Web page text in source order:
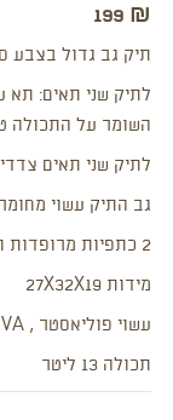
199 ₪
תיק גב גדול בצבע
לתיק שני תאים: תא
השומר על התכולה
לתיק שני תאים
גב התיק עשוי
2 כתפיות מרופדות ומתכוננות
מידות 27X32X19
עשוי פוליאסטר , PEVA
תכולה 13 ליטר